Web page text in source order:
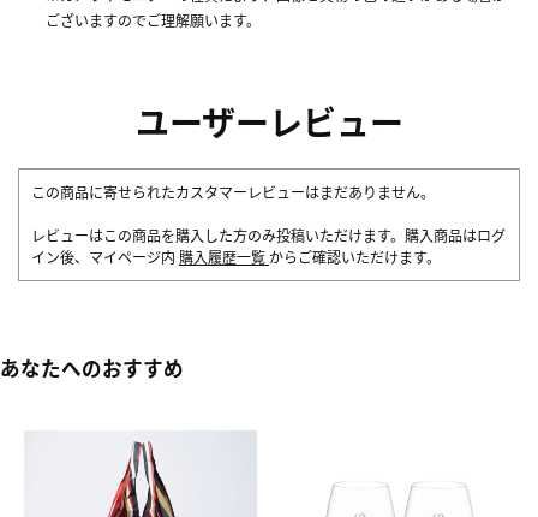
ございますのでご理解願います。
ユーザーレビュー
この商品に寄せられたカスタマーレビューはまだありません。
レビューはこの商品を購入した方のみ投稿いただけます。購入商品はログ
イン後、マイページ内 購入履歴一覧 からご確認いただけます。
あなたへのおすすめ